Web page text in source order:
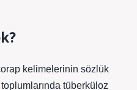
kelimelerinin sözlük
toplumlarında tüberküloz